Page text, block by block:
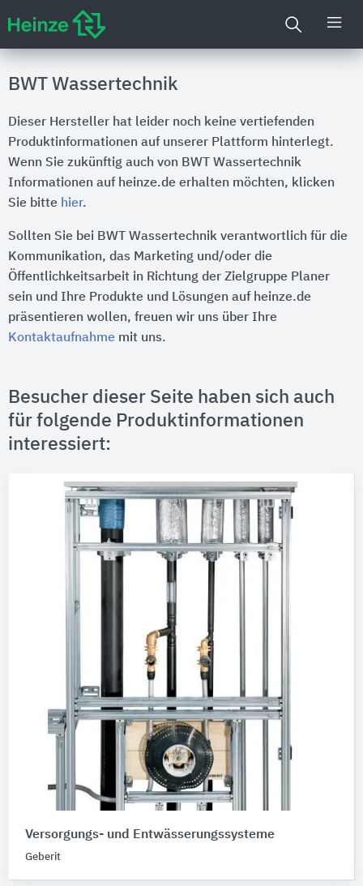
BWT Wassertechnik
Dieser Hersteller hat leider noch keine vertiefenden
Produktinformationen auf unserer Plattform hinterlegt.
Wenn Sie zukünftig auch von BWT Wassertechnik
Informationen auf heinze.de erhalten möchten, klicken
Sie bitte hier.
Sollten Sie bei BWT Wassertechnik verantwortlich für die
Kommunikation, das Marketing und/oder die
Öffentlichkeitsarbeit in Richtung der Zielgruppe Planer
sein und Ihre Produkte und Lösungen auf heinze.de
präsentieren wollen, freuen wir uns über Ihre
Kontaktaufnahme mit uns.
Besucher dieser Seite haben sich auch
für folgende Produktinformationen
interessiert:
Versorgungs- und Entwässerungssysteme
Geberit